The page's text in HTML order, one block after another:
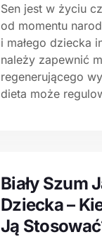
Sen jest w życiu
od momentu
i małego dziecka
należy zapewnić
regenerującego
dieta może
Biały Szum
Dziecka –
Ją